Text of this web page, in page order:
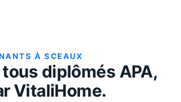
ÀSCEAUX
tous diplômés APA,
VitaliHome.